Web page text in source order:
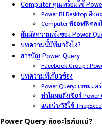
Computer คุณพร้อมใช้
Power BI Desktop คืออ
Computer ที่ออฟฟิศลง
สัมผัสความเจ๋งของ Power
บทความนี้มีที่มายังไง?
สารบัญ Power Query
Facebook Group :
บทความที่เกี่ยวข้อง
Power Query: เวทมนต
ทำไมผมถึงเชียร์
แนะนำ/วิธีใช้
Power Query คืออะไรกันแน่?